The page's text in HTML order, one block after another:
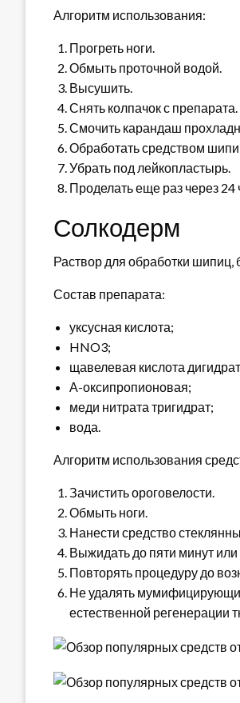
Алгоритм использования:
Прогреть ноги.
Обмыть проточной водой.
Высушить.
Снять колпачок с препарата.
Смочить карандаш
Обработать средством
Убрать под лейкопластырь.
Проделать еще раз через 24
Солкодерм
Раствор для обработки шипиц,
Состав препарата:
уксусная кислота;
HNO3;
щавелевая кислота
А-оксипропионовая;
меди нитрата тригидрат;
вода.
Алгоритм использования
Зачистить ороговелости.
Обмыть ноги.
Нанести средство
Выжидать до пяти минут
Повторять процедуру до
Не удалять
естественной регенерации